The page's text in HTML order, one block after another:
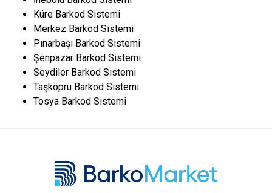
Küre Barkod Sistemi
Merkez Barkod Sistemi
Pınarbaşı Barkod Sistemi
Şenpazar Barkod Sistemi
Seydiler Barkod Sistemi
Taşköprü Barkod Sistemi
Tosya Barkod Sistemi